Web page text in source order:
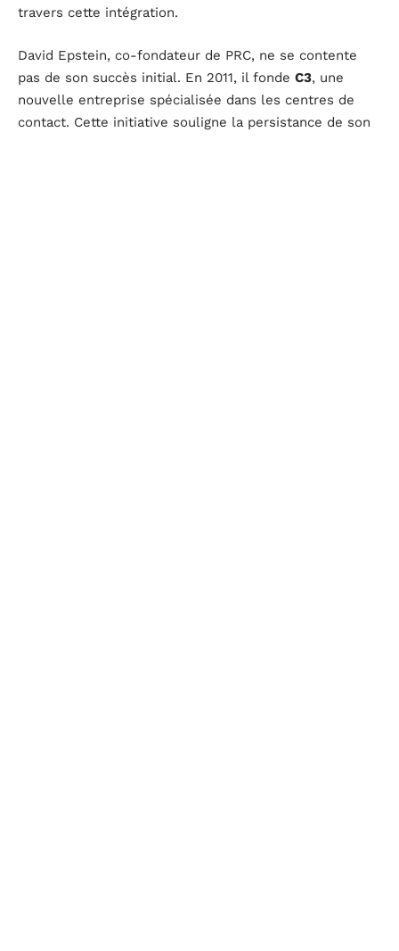
travers cette intégration.
David Epstein, co-fondateur de PRC, ne se contente
pas de son succès initial. En 2011, il fonde C3, une
nouvelle entreprise spécialisée dans les centres de
contact. Cette initiative souligne la persistance de son